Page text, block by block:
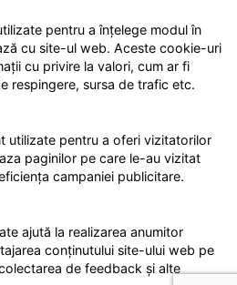
pentru a înțelege modul în
cu site-ul web. Aceste cookie-uri
cu privire la valori, cum ar fi
respingere, sursa de trafic etc.
utilizate pentru a oferi vizitatorilor
paginilor pe care le-au vizitat
campaniei publicitare.
ajută la realizarea anumitor
conținutului site-ului web pe
de feedback și alte